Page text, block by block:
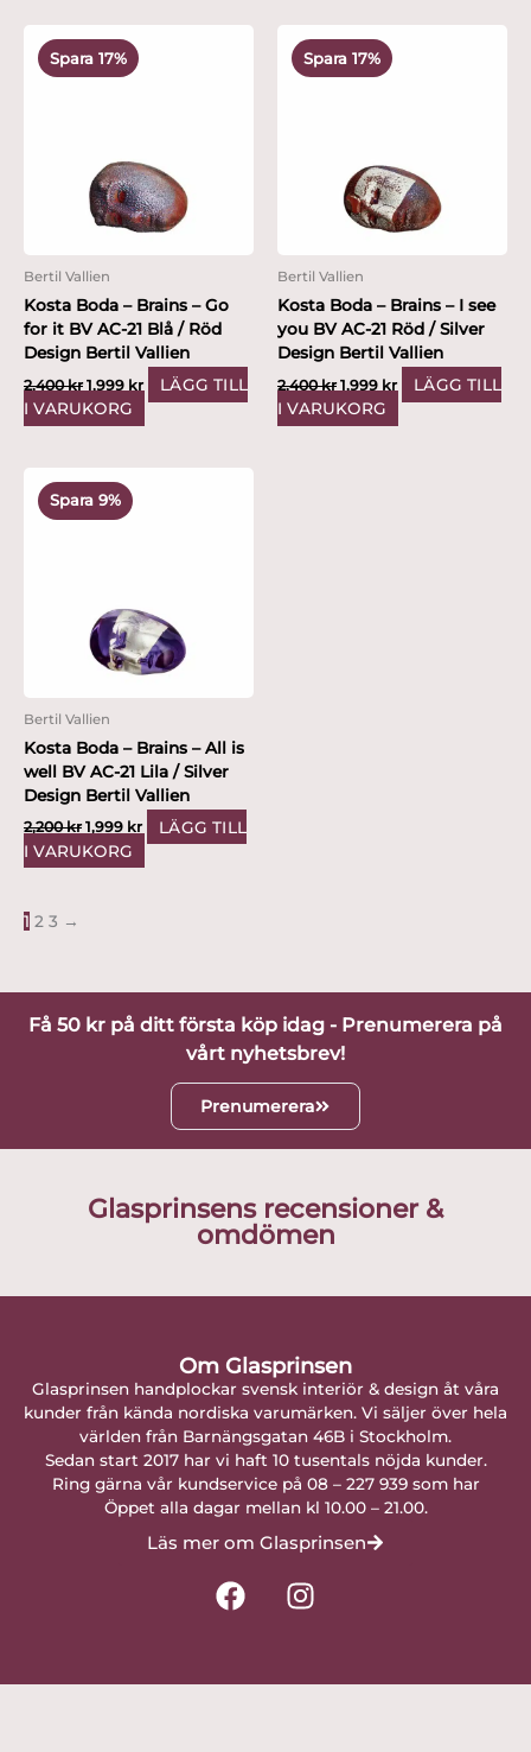
Spara 17%
Bertil Vallien
Kosta Boda – Brains – Go
for it BV AC-21 Blå / Röd
Design Bertil Vallien
2,400kr
ursprungliga
1,999 kr
LÄGG TILL
I VARUKORG
Spara 17%
Bertil Vallien
Kosta Boda – Brains – I see
you BV AC-21 Röd / Silver
Design Bertil Vallien
2,400kr
ursprungliga
1,999 kr
LÄGG TILL
I VARUKORG
Spara 9%
Bertil Vallien
Kosta Boda – Brains – All is
well BV AC-21 Lila / Silver
Design Bertil Vallien
2,200kr
ursprungliga
priset
1,999 kr
LÄGG TILL
I VARUKORG
1 2 3 →
Få 50 kr på ditt första köp idag - Prenumerera på
vårt nyhetsbrev!
Prenumerera
Glasprinsens recensioner &
omdömen
Om Glasprinsen
Glasprinsen handplockar svensk interiör & design åt våra
kunder från kända nordiska varumärken. Vi säljer över hela
världen från Barnängsgatan 46B i Stockholm.
Sedan start 2017 har vi haft 10 tusentals nöjda kunder.
Ring gärna vår kundservice på 08 – 227 939 som har
Öppet alla dagar mellan kl 10.00 – 21.00.
Läs mer om Glasprinsen
F
a
I
n